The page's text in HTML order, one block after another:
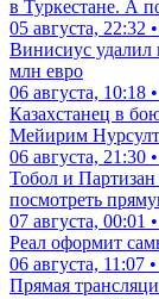
в Туркестане. А
05 августа, 22:32
Винисиус удалил
млн евро
06 августа, 10:18
Казахстанец в
Мейирим
06 августа, 21:30
Тобол и
посмотреть
07 августа, 00:01
Реал оформит
06 августа, 11:07
Прямая